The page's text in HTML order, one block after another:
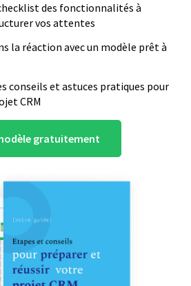
des fonctionnalités à
vos attentes
la réaction avec un modèle prêt à
conseils et astuces pratiques pour
CRM
gratuitement